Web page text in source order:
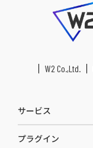
W2 Co.,Ltd.
サービス
プラグイン